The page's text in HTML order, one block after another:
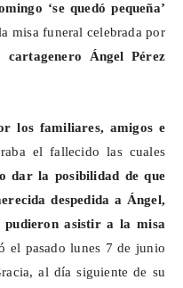
‘se quedó pequeña’
misa funeral celebrada por
cartagenero Ángel Pérez
los familiares, amigos e
el fallecido las cuales
dar la posibilidad de que
despedida a Ángel,
pudieron asistir a la misa
el pasado lunes 7 de junio
al día siguiente de su